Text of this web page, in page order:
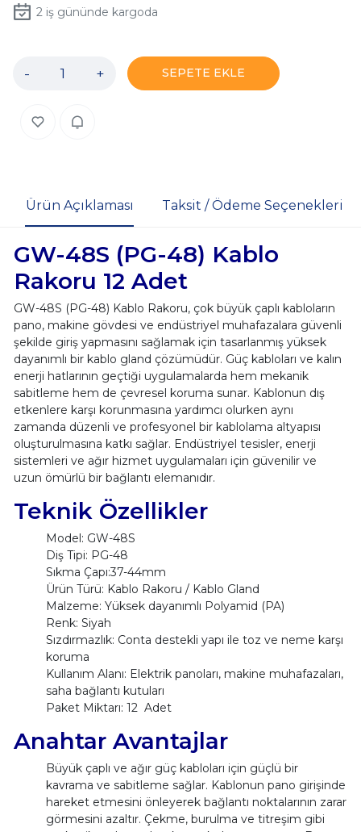
2iş gününde kargoda
- + SEPETE EKLE
Ürün Açıklaması Taksit / Ödeme Seçenekleri
GW-48S (PG-48) Kablo
Rakoru 12 Adet
GW-48S (PG-48) Kablo Rakoru, çok büyük çaplı kabloların
pano, makine gövdesi ve endüstriyel muhafazalara güvenli
şekilde giriş yapmasını sağlamak için tasarlanmış yüksek
dayanımlı bir kablo gland çözümüdür. Güç kabloları ve kalın
enerji hatlarının geçtiği uygulamalarda hem mekanik
sabitleme hem de çevresel koruma sunar. Kablonun dış
etkenlere karşı korunmasına yardımcı olurken aynı
zamanda düzenli ve profesyonel bir kablolama altyapısı
oluşturulmasına katkı sağlar. Endüstriyel tesisler, enerji
sistemleri ve ağır hizmet uygulamaları için güvenilir ve
uzun ömürlü bir bağlantı elemanıdır.
Teknik Özellikler
Model: GW-48S
Diş Tipi: PG-48
Sıkma Çapı:37-44mm
Ürün Türü: Kablo Rakoru / Kablo Gland
Malzeme: Yüksek dayanımlı Polyamid (PA)
Renk: Siyah
Sızdırmazlık: Conta destekli yapı ile toz ve neme karşı
koruma
Kullanım Alanı: Elektrik panoları, makine muhafazaları,
saha bağlantı kutuları
Paket Miktarı: 12 Adet
Anahtar Avantajlar
Büyük çaplı ve ağır güç kabloları için güçlü bir
kavrama ve sabitleme sağlar. Kablonun pano girişinde
hareket etmesini önleyerek bağlantı noktalarının zarar
görmesini azaltır. Çekme, burulma ve titreşim gibi